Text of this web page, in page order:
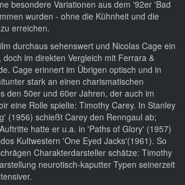
besondere Variationen aus dem '92er 'Bad
wurden - ohne die Kühnheit und die
erreichen.
durchaus sehenswert und Nicolas Cage ein
doch im direkten Vergleich mit Ferrara &
Cage erinnert im Übrigen optisch und in
stark an einen charismatischen
den 50er und 60er Jahren, der auch im
eine Rolle spielte: Timothy Carey. In Stanley
(1956) schießt Carey den Renngaul ab;
hatte er u.a. in 'Paths of Glory' (1957)
Kultwestern 'One Eyed Jacks'(1961). So
Charakterdarsteller schätze: Timothy
neurotisch-kaputter Typen seinerzeit